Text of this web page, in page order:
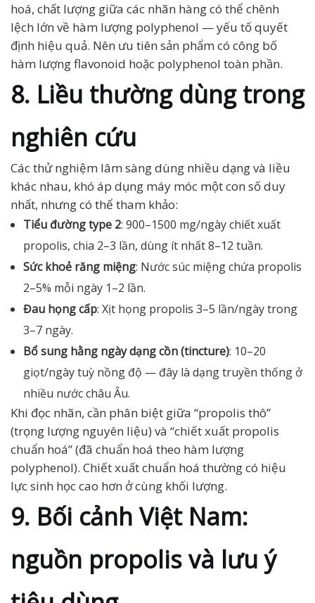
hoá, chất lượng giữa các nhãn hàng có thể chênh
lệch lớn về hàm lượng polyphenol — yếu tố quyết
định hiệu quả. Nên ưu tiên sản phẩm có công bố
hàm lượng flavonoid hoặc polyphenol toàn phần.
8. Liều thường dùng trong
nghiên cứu
Các thử nghiệm lâm sàng dùng nhiều dạng và liều
khác nhau, khó áp dụng máy móc một con số duy
nhất, nhưng có thể tham khảo:
Tiểu đường type 2: 900–1500 mg/ngày chiết xuất
propolis, chia 2–3 lần, dùng ít nhất 8–12 tuần.
Sức khoẻ răng miệng: Nước súc miệng chứa propolis
2–5% mỗi ngày 1–2 lần.
Đau họng cấp: Xịt họng propolis 3–5 lần/ngày trong
3–7 ngày.
Bổ sung hằng ngày dạng cồn (tincture): 10–20
giọt/ngày tuỳ nồng độ — đây là dạng truyền thống ở
nhiều nước châu Âu.
Khi đọc nhãn, cần phân biệt giữa “propolis thô”
(trọng lượng nguyên liệu) và “chiết xuất propolis
chuẩn hoá” (đã chuẩn hoá theo hàm lượng
polyphenol). Chiết xuất chuẩn hoá thường có hiệu
lực sinh học cao hơn ở cùng khối lượng.
9. Bối cảnh Việt Nam:
nguồn propolis và lưu ý